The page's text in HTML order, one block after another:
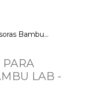
PARA
LAB -